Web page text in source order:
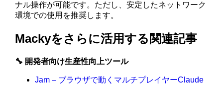
ナル操作が可能です。ただし、安定したネットワーク
環境での使用を推奨します。
Mackyをさらに活用する関連記事
🔧 開発者向け生産性向上ツール
Jam – ブラウザで動くマルチプレイヤーClaude